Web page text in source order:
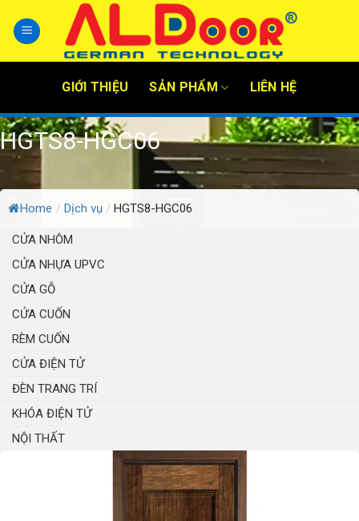
content
GIỚI THIỆU SẢN PHẨM LIÊN HỆ
HGTS8-HGC06
Home / Dịch vụ / HGTS8-HGC06
CỬA NHÔM
CỬA NHỰA UPVC
CỬA GỖ
CỬA CUỐN
RÈM CUỐN
CỬA ĐIỆN TỬ
ĐÈN TRANG TRÍ
KHÓA ĐIỆN TỬ
NỘI THẤT